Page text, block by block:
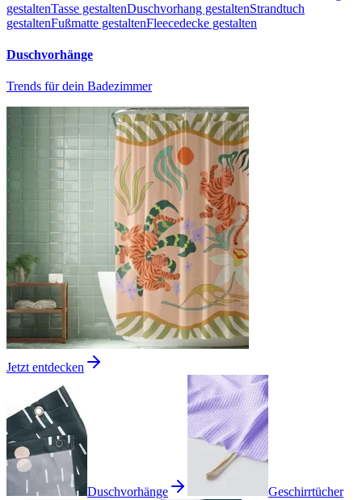
gestaltenTasse gestaltenDuschvorhang gestaltenStrandtuch
gestaltenFußmatte gestaltenFleecedecke gestalten
Duschvorhänge
Trends für dein Badezimmer
Jetzt entdecken
Duschvorhänge Geschirrtücher